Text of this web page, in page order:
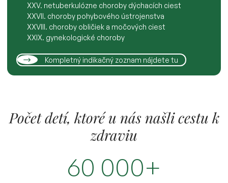
XXV. netuberkulózne choroby dýchacích ciest
XXVII. choroby pohybového ústrojenstva
XXVIII. choroby obličiek a močových ciest
XXIX. gynekologické choroby
Kompletný indikačný zoznam nájdete tu
Počet detí, ktoré u nás našli cestu k
zdraviu
60 000+